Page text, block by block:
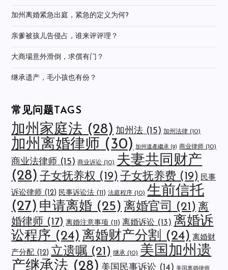
加州离婚紧急出庭，紧急的定义为何?
亲爹被孩儿告侵占，谁来评评理？
大商場意外滑倒，求償有门？
继承遗产，毛小孩也有份？
常见问题TAGS
加州家庭法 (28) 加州法 (15) 加州法律 (10)
加州离婚律师 (30) 加州遺產繼承 (9) 商业律师 (10)
商业法律师 (15) 商业诉讼 (10) 夫妻共同财产
(28) 子女抚养权 (19) 子女抚养费 (19) 民事
诉讼律师 (12) 民事诉讼法 (11) 法庭程序 (10) 生前信托
(27) 申请离婚 (25) 离婚官司 (21) 离
婚律师 (17) 离婚注意事项 (11) 离婚诉讼 (13) 离婚诉
讼程序 (24) 离婚财产分割 (24) 离婚财
产分配 (12) 立遗嘱 (21) 继承 (10) 美国加州遗
产继承法 (28) 美国民事诉讼 (14) 美国离婚律师